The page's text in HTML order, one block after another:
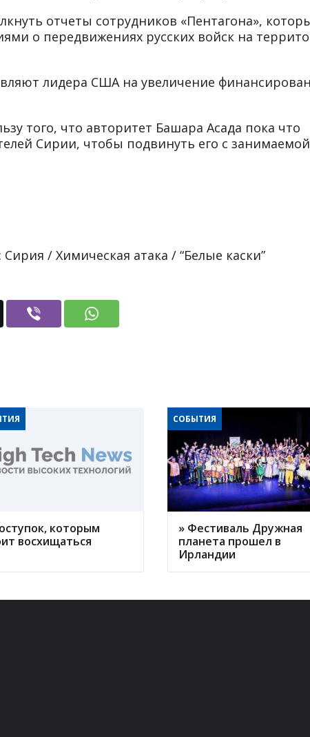
отчеты сотрудников «Пентагона»,
о передвижениях русских войск на
лидера США на увеличение
того, что авторитет Башара Асада пока что
Сирии, чтобы подвинуть его с занимаемой
/ Химическая атака / “Белые каски”
которым
восхищаться
СОБЫТИЯ
» Фестиваль Дружная
планета прошел в
Ирландии